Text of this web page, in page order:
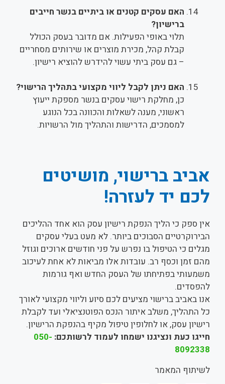
האם עסקים קטנים או ביתיים בנשר חייבים
ברישיון?
תלוי באופי הפעילות. אם מדובר בעסק הכולל
קבלת קהל, מכירת מוצרים או שירותים מסחריים
– גם עסק ביתי עשוי להידרש להוציא רישיון.
האם ניתן לקבל ליווי מקצועי בתהליך הרישוי?
כן, מחלקת רישוי עסקים בנשר מספקת ייעוץ
ראשוני, מענה לשאלות והכוונה בכל הנוגע
למסמכים, הדרישות והתהליך מול הרשויות.
אביב ברישוי, מושיטים
לכם יד לעזרה!
אין ספק כי הליך הנפקת רישיון עסק הוא אחד ההליכים
הבירוקרטיים הסבוכים ביותר. לא מעט בעלי עסקים
מגלים כי הטיפול בו נפרש על פני חודשים ארוכים וגוזל
מהם זמן וכסף רב. עובדות אלו מביאות לא אחת לעיכוב
משמעותי בפתיחתו של העסק החדש ואף גורמות
להפסדים.
אנו באביב ברישוי מציעים לכם סיוע וליווי מקצועי לאורך
כל התהליך, משלב איתור הנכס הפוטנציאלי ועד לקבלת
רישיון עסק, או לחלופין טיפול מקיף בהנפקת הרישיון.
חייגו כעת ונציגנו ישמחו לעמוד לרשותכם: 050-
8092338
לשיתוף המאמר